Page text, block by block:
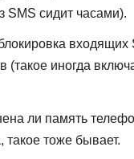
SMS сидит часами).
входящих
(такое иногда
ли память
тоже бывает.